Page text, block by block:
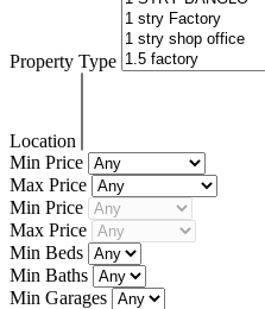
Property Type
Location
Min Price
Max Price
Min Price
Max Price
Min Beds
Min Baths
Min Garages